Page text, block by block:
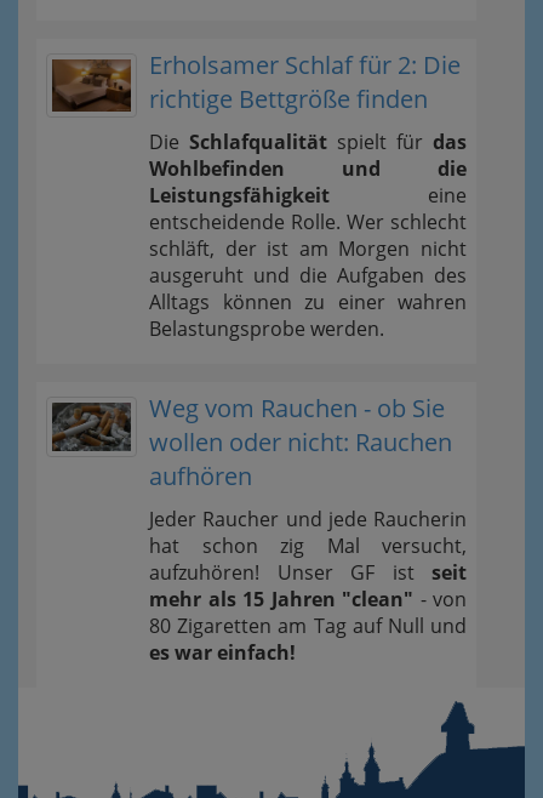
Erholsamer Schlaf für 2: Die
richtige Bettgröße finden
Die Schlafqualität spielt für das
Wohlbefinden und die
Leistungsfähigkeit eine
entscheidende Rolle. Wer schlecht
schläft, der ist am Morgen nicht
ausgeruht und die Aufgaben des
Alltags können zu einer wahren
Belastungsprobe werden.
Weg vom Rauchen - ob Sie
wollen oder nicht: Rauchen
aufhören
Jeder Raucher und jede Raucherin
hat schon zig Mal versucht,
aufzuhören! Unser GF ist seit
mehr als 15 Jahren "clean" - von
80 Zigaretten am Tag auf Null und
es war einfach!